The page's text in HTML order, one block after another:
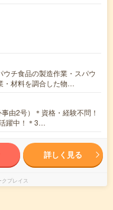
ウチ食品の製造作業・スパウ
・材料を調合した物…
由2号）＊資格・経験不問！
躍中！＊3…
詳しく見る
プレイス